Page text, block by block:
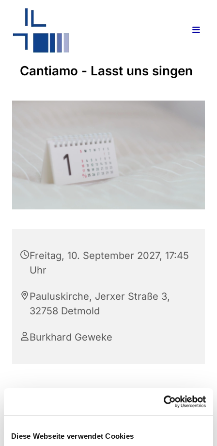
Diese Webseite verwendet Cookies
Cantiamo - Lasst uns singen
Freitag, 10. September 2027, 17:45
Uhr
Pauluskirche, Jerxer Straße 3,
32758 Detmold
Burkhard Geweke